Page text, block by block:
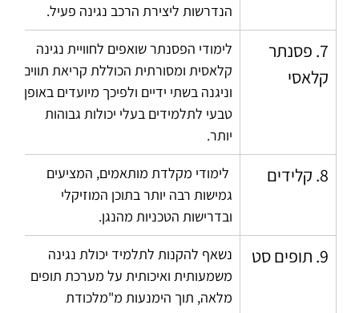
הנדרשות ליצירת הרכב נגינה פעיל.
7. פסנתר
קלאסי
לימודי הפסנתר שואפים לחוויית נגינה
קלאסית ומסורתית הכוללת קריאת תווים
וניגנה בשתי ידיים ולפיכך מיועדים באופן
טבעי לתלמידים בעלי יכולות גבוהות
יותר.
8. קלידים
לימודי מקלדת מותאמים, המציעים
גמישות רבה יותר בתוכן המוזיקלי
ובדרישות הטכניות מהנגן.
9. תופים סט
נשאף להקנות לתלמיד יכולת נגינה
משמעותית ואיכותית על מערכת תופים
מלאה, תוך הימנעות מ"מלכודת